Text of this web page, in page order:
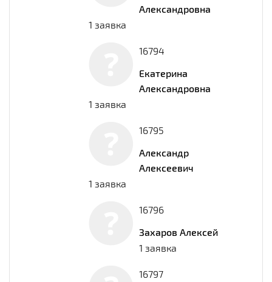
Александровна
1 заявка
16794
Екатерина
Александровна
1 заявка
16795
Александр
Алексеевич
1 заявка
16796
Захаров Алексей
1 заявка
16797